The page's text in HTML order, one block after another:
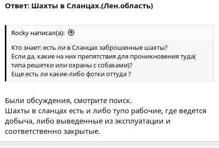
Ответ: Шахты в Сланцах.(Лен.область)
Rocky написал(а):
Кто знает: есть ли в Сланцах заброшенные шахты?
Если да, какие на них препятствия для проникновения туда(
типа решетки или охраны с собаками)?
Еще есть ли какие-либо фотки оттуда ?
Были обсуждения, смотрите поиск.
Шахты в сланцах есть и либо тупо рабочие, где ведется
добыча, либо выведенные из эксплуатации и
соответственно закрытые.